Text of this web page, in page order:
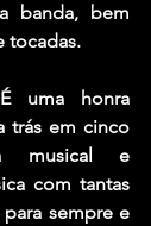
banda, bem
tocadas.
uma honra
trás em cinco
musical e
com tantas
para sempre e